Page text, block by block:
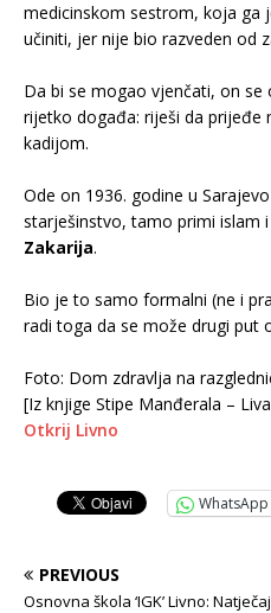
medicinskom sestrom, koja ga
učiniti, jer nije bio razveden od
Da bi se mogao vjenčati, on
rijetko događa: riješi da prijeđe
kadijom.
Ode on 1936. godine u
starješinstvo, tamo primi islam
Zakarija.
Bio je to samo formalni (ne i
radi toga da se može drugi put
Foto: Dom zdravlja na
[Iz knjige Stipe Manđerala –
Otkrij Livno
WhatsApp
PREVIOUS
Osnovna škola ‘IGK’ Livno: